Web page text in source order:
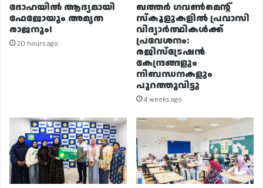
ദോഹയിൽ ആദ്യമായി
ഫേജോയും അമൃത
രാജനും!
20 hours ago
ഖത്തർ ഗവൺമെന്റ്
സ്കൂളുകളിൽ പ്രവാസി
വിദ്യാർത്ഥികൾക്ക്
പ്രവേശനം:
രജിസ്ട്രേഷൻ
കേന്ദ്രങ്ങളും
നിബന്ധനകളും
പുറത്തുവിട്ടു
4 weeks ago